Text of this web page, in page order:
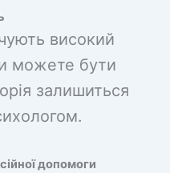
високий
можете бути
залишиться
допомоги